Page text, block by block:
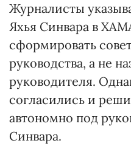
Журналисты
Яхья Синвара в
сформировать
руководства, а не
руководителя.
согласились и
автономно под
Синвара.